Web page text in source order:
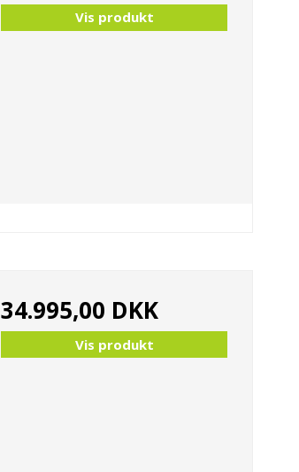
Vis produkt
34.995,00 DKK
Vis produkt